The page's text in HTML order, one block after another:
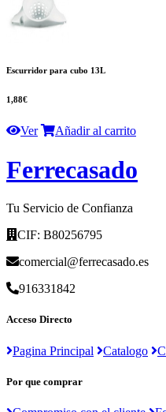
Escurridor para cubo 13L
1,88€
Ver Añadir al carrito
Ferrecasado
Tu Servicio de Confianza
CIF: B80256795
comercial@ferrecasado.es
916331842
Acceso Directo
Pagina Principal Catalogo
Por que comprar